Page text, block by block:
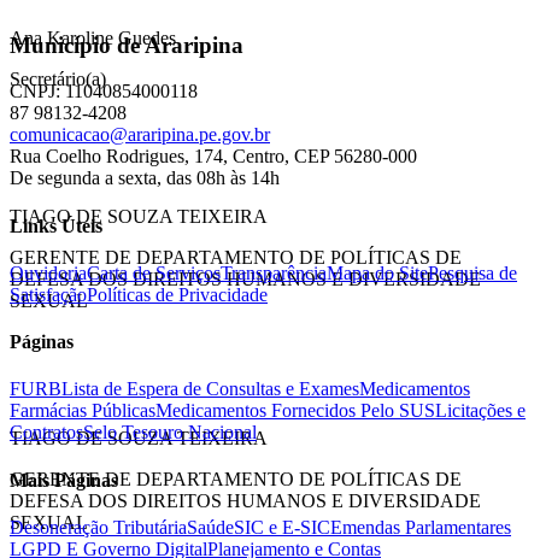
Ana Karoline Guedes
Secretário(a)
TIAGO DE SOUZA TEIXEIRA
GERENTE DE DEPARTAMENTO DE POLÍTICAS DE
DEFESA DOS DIREITOS HUMANOS E DIVERSIDADE
SEXUAL
TIAGO DE SOUZA TEIXEIRA
GERENTE DE DEPARTAMENTO DE POLÍTICAS DE
DEFESA DOS DIREITOS HUMANOS E DIVERSIDADE
SEXUAL
Município de Araripina
CNPJ: 11040854000118
87 98132-4208
comunicacao@araripina.pe.gov.br
Rua Coelho Rodrigues, 174, Centro, CEP 56280-000
De segunda a sexta, das 08h às 14h
Links Úteis
OuvidoriaCarta de ServiçosTransparênciaMapa do SitePesquisa de
SatisfaçãoPolíticas de Privacidade
Páginas
FURBLista de Espera de Consultas e ExamesMedicamentos
Farmácias PúblicasMedicamentos Fornecidos Pelo SUSLicitações e
ContratosSelo Tesouro Nacional
Mais Páginas
Desoneração TributáriaSaúdeSIC e E-SICEmendas Parlamentares
LGPD E Governo DigitalPlanejamento e Contas